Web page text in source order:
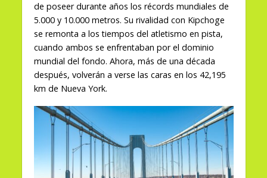
de poseer durante años los récords mundiales de
5.000 y 10.000 metros. Su rivalidad con Kipchoge
se remonta a los tiempos del atletismo en pista,
cuando ambos se enfrentaban por el dominio
mundial del fondo. Ahora, más de una década
después, volverán a verse las caras en los 42,195
km de Nueva York.